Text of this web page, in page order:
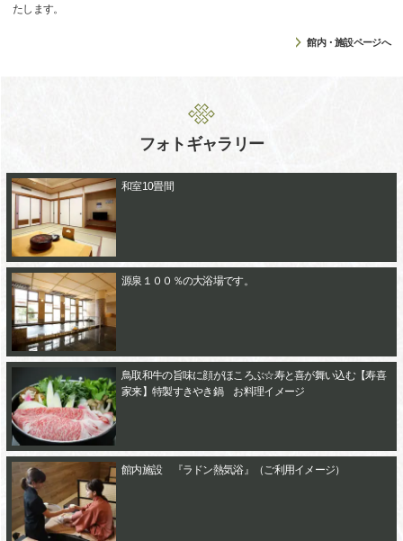
たします。
館内・施設ページへ
フォトギャラリー
和室10畳間
源泉１００％の大浴場です。
鳥取和牛の旨味に顔がほころぶ☆寿と喜が舞い込む【寿喜
家来】特製すきやき鍋 お料理イメージ
館内施設 『ラドン熱気浴』（ご利用イメージ）